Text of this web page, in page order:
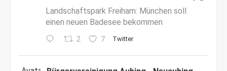
Landschaftspark Freiham: München soll
einen neuen Badesee bekommen
2 7 Twitter